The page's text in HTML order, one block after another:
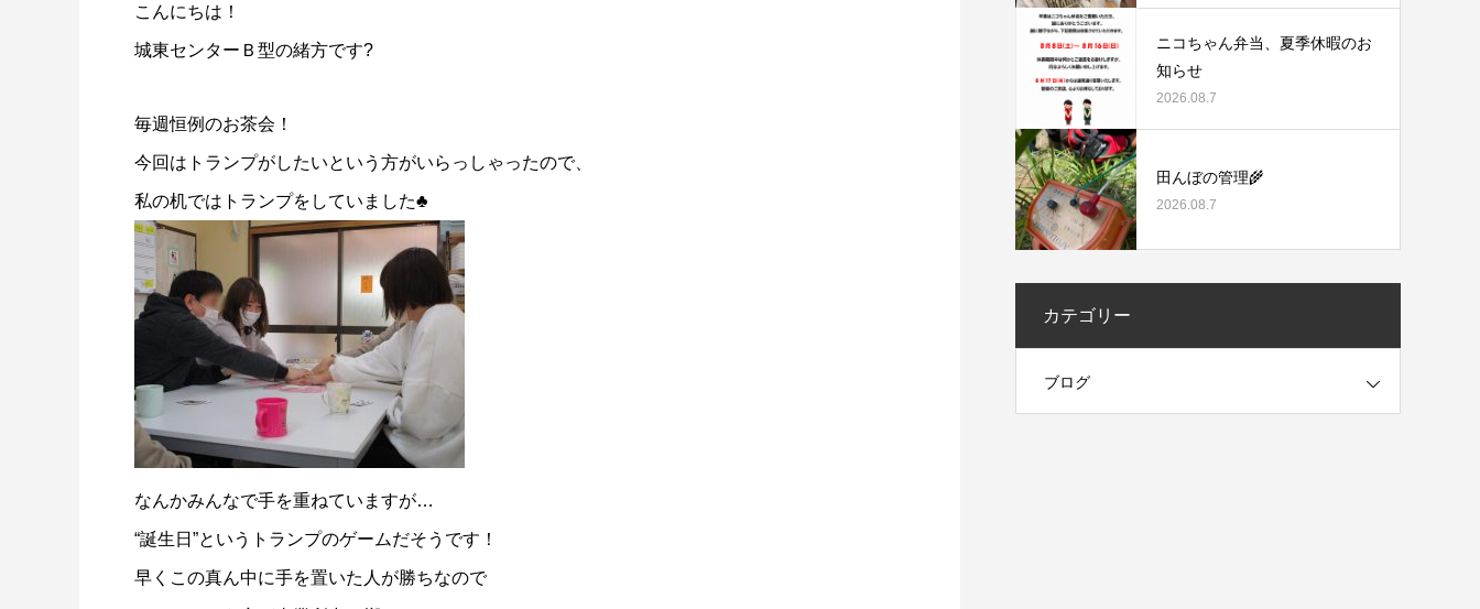
こんにちは！
城東センターＢ型の緒方です?
毎週恒例のお茶会！
今回はトランプがしたいという方がいらっしゃったので、
私の机ではトランプをしていました♣
なんかみんなで手を重ねていますが…
“誕生日”というトランプのゲームだそうです！
早くこの真ん中に手を置いた人が勝ちなので
ニコちゃん弁当、夏季休暇のお
知らせ
2026.08.7
田んぼの管理🌾
2026.08.7
カテゴリー
ブログ